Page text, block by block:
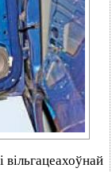
вільгацеахоўнай